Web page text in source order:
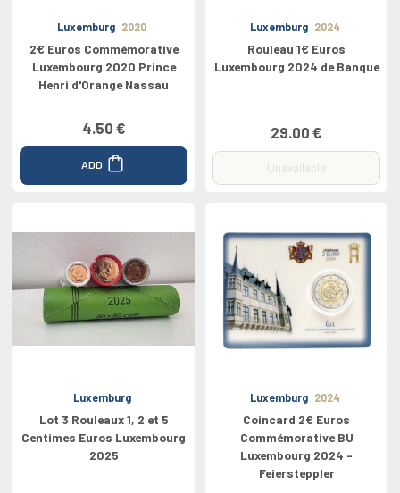
Luxemburg 2020
2€ Euros Commémorative
Luxembourg 2020 Prince
Henri d'Orange Nassau
4.50 €
ADD
Luxemburg 2024
Rouleau 1€ Euros
Luxembourg 2024 de Banque
29.00 €
Unavailable
Luxemburg
Lot 3 Rouleaux 1, 2 et 5
Centimes Euros Luxembourg
2025
Luxemburg 2024
Coincard 2€ Euros
Commémorative BU
Luxembourg 2024 -
Feiersteppler